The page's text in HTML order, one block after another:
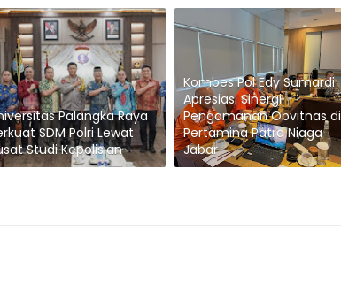
Palangka Raya
SDM Polri Lewat
Studi Kepolisian
Kombes Pol Edy Sumardi
Apresiasi Sinergi
Pengamanan Obvitnas di
Pertamina Patra Niaga
Jabar